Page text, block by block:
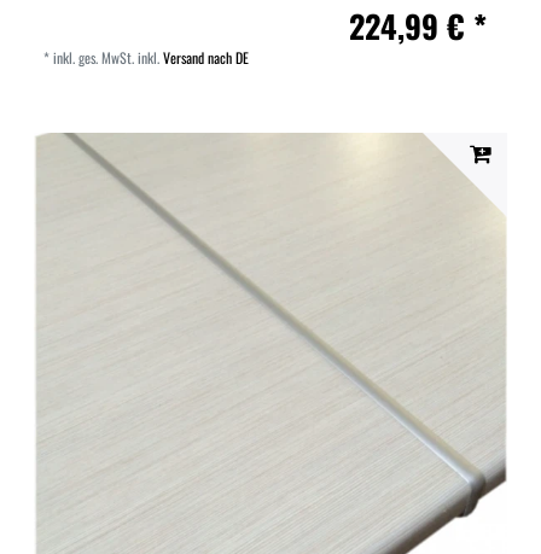
224,99 € *
*inkl. ges. MwSt.inkl.Versand nach DE